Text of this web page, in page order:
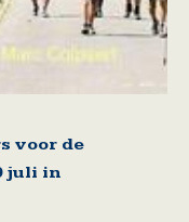
voor de
juli in